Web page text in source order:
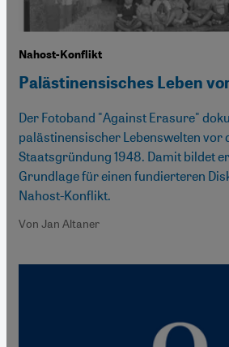
Nahost-Konflikt
Palästinensisches Leben
Der Fotoband "Against Erasure"
palästinensischer Lebenswelten vor
Staatsgründung 1948. Damit bildet
Grundlage für einen fundierteren
Nahost-Konflikt.
Von Jan Altaner